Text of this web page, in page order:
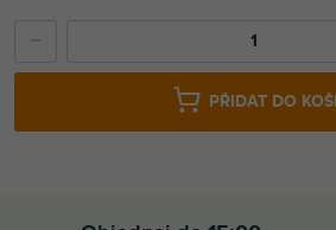
PŘIDAT DO